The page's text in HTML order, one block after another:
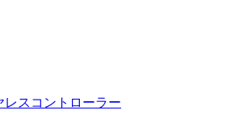
レスコントローラー